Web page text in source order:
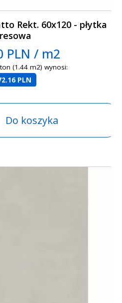
Rekt. 60x120 - płytka
PLN / m2
(1.44 m2) wynosi:
PLN
Do koszyka